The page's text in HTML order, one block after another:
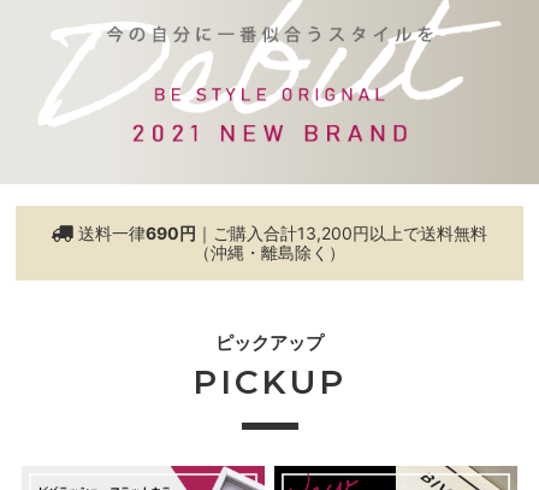
送料一律690円 ｜ご購入合計13,200円以上で送料無料
（沖縄・離島除く）
ピックアップ
PICKUP